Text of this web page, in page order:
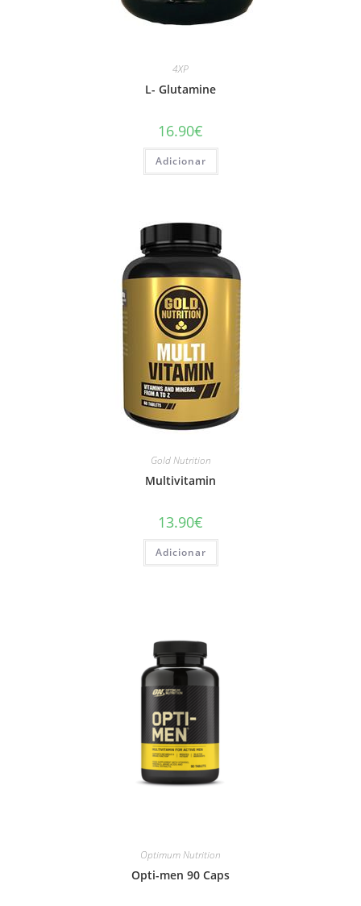
4XP
L- Glutamine
16.90€
Adicionar
Gold Nutrition
Multivitamin
13.90€
Adicionar
Optimum Nutrition
Opti-men 90 Caps